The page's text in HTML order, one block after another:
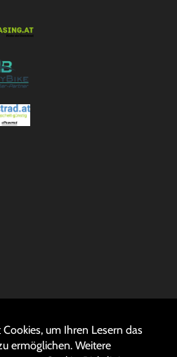
um Ihren Lesern das
ermöglichen. Weitere
Auftrag widerrufen